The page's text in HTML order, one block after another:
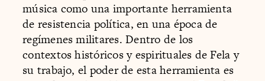
música como una importante herramienta
de resistencia política, en una época de
regímenes militares. Dentro de los
contextos históricos y espirituales de Fela y
su trabajo, el poder de esta herramienta es